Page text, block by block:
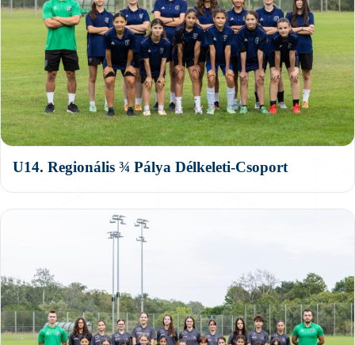
U14. Regionális ¾ Pálya Délkeleti-Csoport